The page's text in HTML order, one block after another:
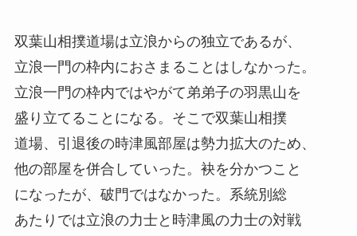
双葉山相撲道場は立浪からの独立であるが、
立浪一門の枠内におさまることはしなかった。
立浪一門の枠内ではやがて弟弟子の羽黒山を
盛り立てることになる。そこで双葉山相撲
道場、引退後の時津風部屋は勢力拡大のため、
他の部屋を併合していった。袂を分かつこと
になったが、破門ではなかった。系統別総
あたりでは立浪の力士と時津風の力士の対戦